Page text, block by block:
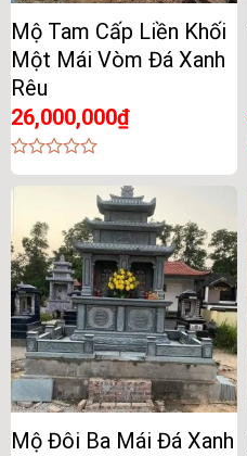
Mộ Tam Cấp Liền Khối
Một Mái Vòm Đá Xanh
Rêu
26,000,000₫
0
Mộ Đôi Ba Mái Đá Xanh